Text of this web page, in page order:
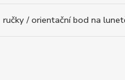
ručky / orientační bod na